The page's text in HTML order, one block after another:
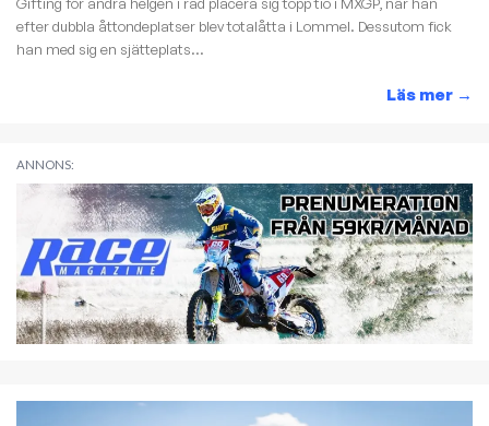
efter dubbla åttondeplatser blev totalåtta i Lommel. Dessutom fick
han med sig en sjätteplats...
Läs mer →
ANNONS: